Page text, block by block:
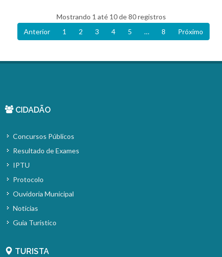
Mostrando 1 até 10 de 80 registros
Anterior
1 2 3 4 5 … 8 Próximo
CIDADÃO
Concursos Públicos
Resultado de Exames
IPTU
Protocolo
Ouvidoria Municipal
Notícias
Guia Turístico
TURISTA